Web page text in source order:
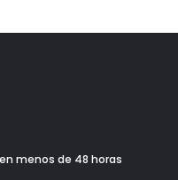
menos de 48 horas